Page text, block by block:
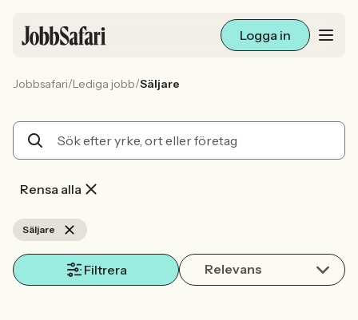
Logga in
Arbetsliv och karriär
Sök med AI
Jobbsafari/Lediga jobb/Säljare
Rensa alla
Säljare
Filtrera Relevans